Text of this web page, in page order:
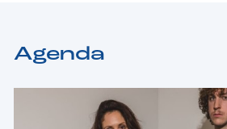
Agenda